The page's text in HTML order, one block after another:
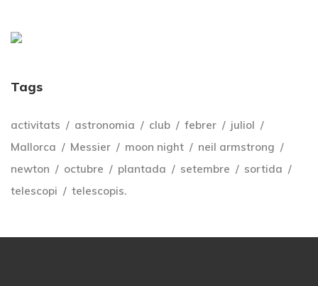
Tags
activitats astronomia club febrer
juliol
Mallorca
Messier moon night
neil armstrong
newton
octubre plantada setembre
sortida
telescopi
telescopis.